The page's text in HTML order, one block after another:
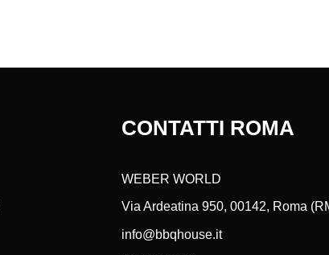
CONTATTI ROMA
WEBER WORLD
Via Ardeatina 950, 00142, Roma
info@bbqhouse.it